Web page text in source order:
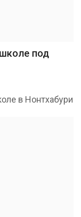
под
в Нонтхабури